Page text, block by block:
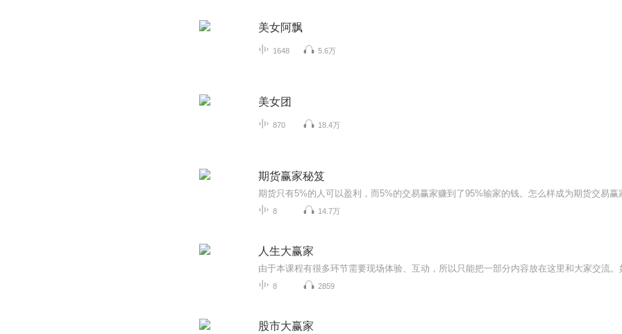
美女阿飘
1648 5.6万
美女团
870 18.4万
期货赢家秘笈
8 14.7万
人生大赢家
8 2859
股市大赢家